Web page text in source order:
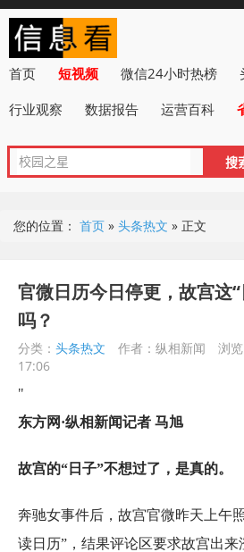
首页 短视频 微信24小时热榜
行业观察
数据报告 运营百科
您的位置： 首页 » 头条热文 » 正文
官微日历今日停更，故宫这
吗？
分类： 头条热文 作者：纵相新闻 浏
17:06
"
东方网·纵相新闻记者 马旭
故宫的“日子”不想过了，是真的。
奔驰女事件后，故宫官微昨天上午
读日历”，结果评论区要求故宫出